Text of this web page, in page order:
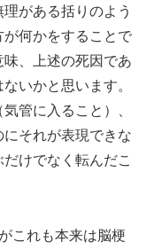
がある括りのよう
何かをすることで
、上述の死因であ
いかと思います。
管に入ること）、
それが表現できな
けでなく転んだこ
これも本来は脳梗